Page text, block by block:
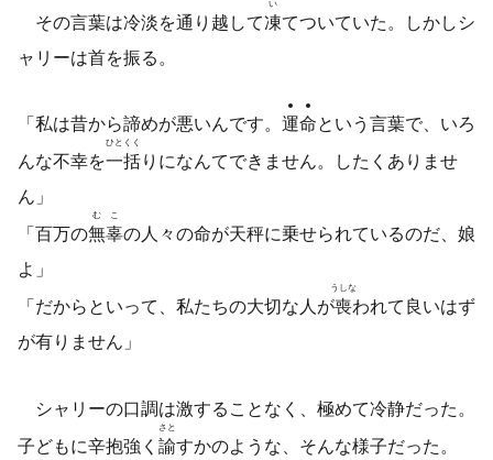
その言葉は冷淡を通り越して凍てついていた。しかしシ
ャリーは首を振る。
「私は昔から諦めが悪いんです。 運命という言葉で、いろ
んな不幸を一括
ひとくく
りになんてできません。したくありませ
ん」
「百万の無辜
むこ
の人々の命が天秤に乗せられているのだ、娘
よ」
「だからといって、私たちの大切な人が喪
うしな
われて良いはず
が有りません」
シャリーの口調は激することなく、極めて冷静だった。
子どもに辛抱強く 諭
さと
すかのような、そんな様子だった。